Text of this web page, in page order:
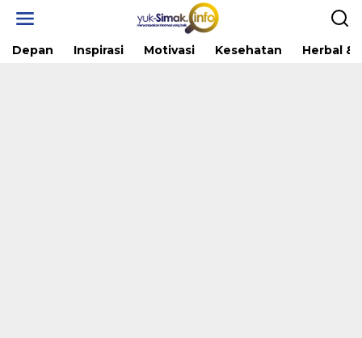
Depan Inspirasi Motivasi Kesehatan Herbal &